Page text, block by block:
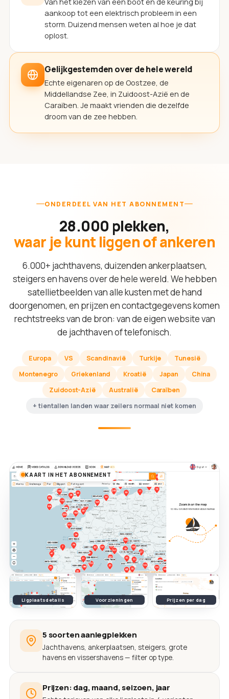
aankoop tot een elektrisch probleem in een
storm. Duizend mensen weten al hoe je dat
oplost.
Gelijkgestemden over de hele wereld
Echte eigenaren op de Oostzee, de
Middellandse Zee, in Zuidoost-Azië en de
Caraïben. Je maakt vrienden die dezelfde
droom van de zee hebben.
ONDERDEEL VAN HET ABONNEMENT
28.000 plekken,
waar je kunt liggen of ankeren
6.000+ jachthavens, duizenden ankerplaatsen,
steigers en havens over de hele wereld. We hebben
satellietbeelden van alle kusten met de hand
doorgenomen, en prijzen en contactgegevens komen
rechtstreeks van de bron: van de eigen website van
de jachthaven of telefonisch.
Europa VS Scandinavië Turkije
Tunesië
Montenegro
Griekenland Kroatië Japan
China
Zuidoost-Azië
Australië
Caraïben
+ tientallen landen waar zeilers normaal niet komen
KAART IN HET ABONNEMENT
Ligplaatsdetails Voorzieningen Prijzen per dag
5 soorten aanlegplekken
Jachthavens, ankerplaatsen, steigers, grote
havens en vissershavens — filter op type.
Prijzen: dag, maand, seizoen, jaar